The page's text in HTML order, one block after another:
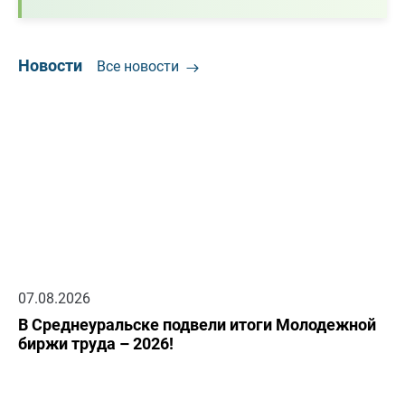
Новости Все новости
07.08.2026
В Среднеуральске подвели итоги Молодежной
биржи труда – 2026!